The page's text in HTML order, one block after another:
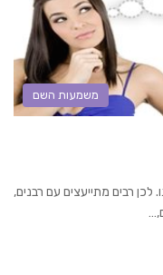
משמעות השם
רבים מתייעצים עם רבנים,